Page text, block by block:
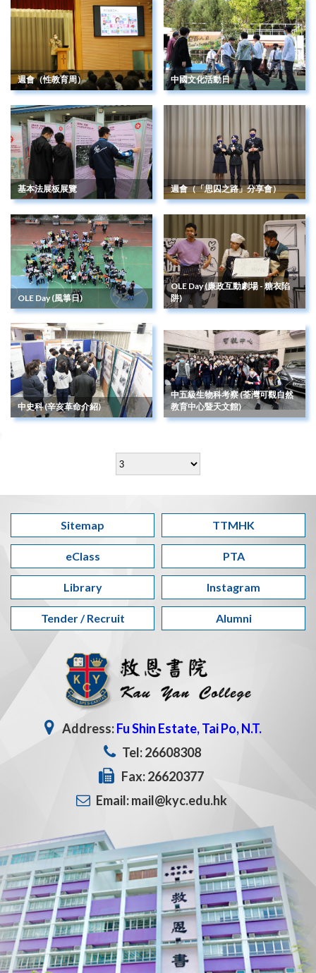
週會（性教育周） 中國文化活動日
基本法展板展覽 週會（「思囚之路」分享會）
OLE Day (風箏日)
OLE Day (廉政互動劇場 - 糖衣陷
阱)
中史科 (辛亥革命介紹)
中五級生物科考察 (荃灣可觀自然
教育中心暨天文館)
Sitemap TTMHK
eClass PTA
Library Instagram
Tender / Recruit Alumni
Address:Fu Shin Estate, Tai Po, N.T.
Tel: 26608308
Fax: 26620377
Email: mail@kyc.edu.hk